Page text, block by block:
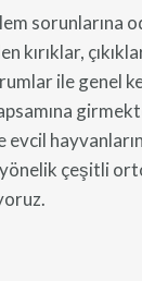
sorunlarına
kırıklar,
ile genel
çeşitli